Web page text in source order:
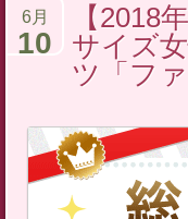
ン
キ
ッ
プ
【2018
サイズ
ツ「ファ
6月
10